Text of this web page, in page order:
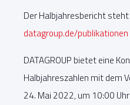
Der Halbjahresbericht
datagroup.de/publikationen
DATAGROUP bietet eine
Halbjahreszahlen mit dem
24. Mai 2022, um 10:00